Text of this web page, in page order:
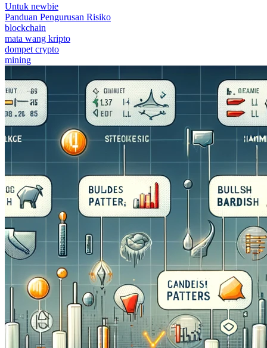
Untuk newbie
Panduan Pengurusan Risiko
blockchain
mata wang kripto
dompet crypto
mining